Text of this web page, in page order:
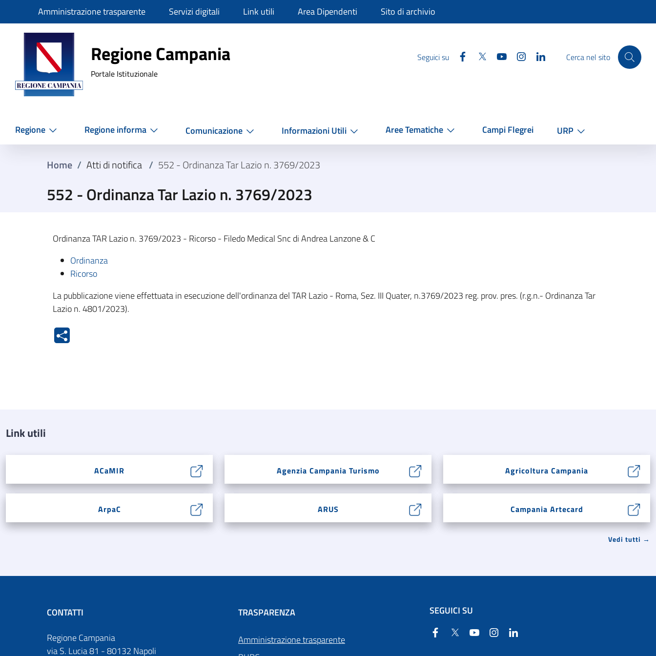
SlimAmministrazione trasparente Servizi digitali Link utili Area Dipendenti Sito di archivio
Regione Campania
Regione Campania
Portale Istituzionale
Seguici su Facebook
Twitter YouTube InstagramLinkedinCerca nel sito
Regione Regione informa Comunicazione Informazioni Utili Aree Tematiche Campi Flegrei URP
Home / Atti di notifica / 552 - Ordinanza Tar Lazio n. 3769/2023
552 - Ordinanza Tar Lazio n. 3769/2023
Ordinanza TAR Lazio n. 3769/2023 - Ricorso - Filedo Medical Snc di Andrea Lanzone & C
Ordinanza
Ricorso
La pubblicazione viene effettuata in esecuzione dell'ordinanza del TAR Lazio - Roma, Sez. III Quater, n.3769/2023 reg. prov. pres. (r.g.n.- Ordinanza Tar
Lazio n. 4801/2023).
Link utili
ACaMIR Agenzia Campania Turismo Agricoltura Campania
ArpaC ARUS Campania Artecard
Vedi tutti →
CONTATTI
Regione Campania
via S. Lucia 81 - 80132 Napoli
TRASPARENZA
Amministrazione trasparente
SEGUICI SU
Facebook
Twitter YouTube Instagram